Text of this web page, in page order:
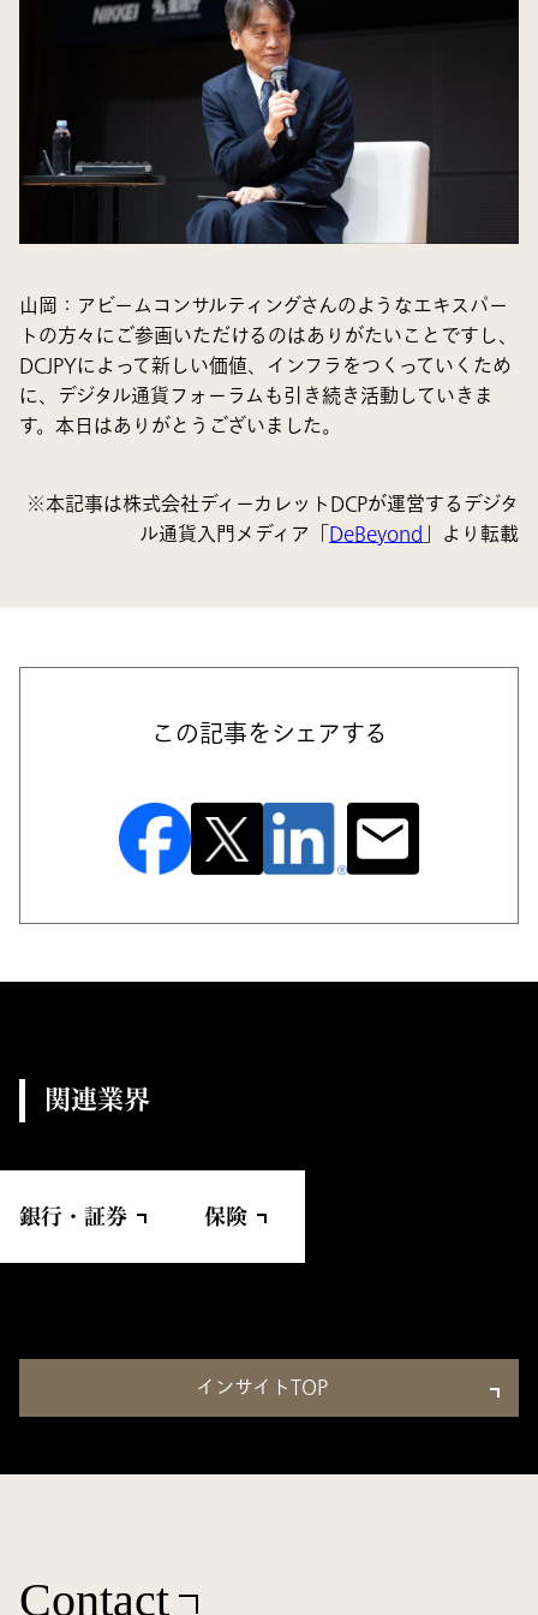
山岡 ：アビームコンサルティングさんのようなエキスパー
トの方々にご参画いただけるのはありがたいことですし、
DCJPYによって新しい価値、インフラをつくっていくため
に、デジタル通貨フォーラムも引き続き活動していきま
す。本日はありがとうございました。
※本記事は株式会社ディーカレットDCPが運営するデジタ
ル通貨入門メディア「DeBeyond 」より転載
この記事をシェアする
関連業界
銀行・証券 保険
インサイトTOP
Contact